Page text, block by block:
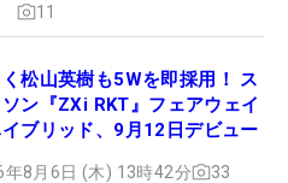
11
松山英樹も5Wを即採用！ ス
ソン『ZXi RKT』フェアウェイ
イブリッド、9月12日デビュー
年8月6日 (木) 13時42分 33